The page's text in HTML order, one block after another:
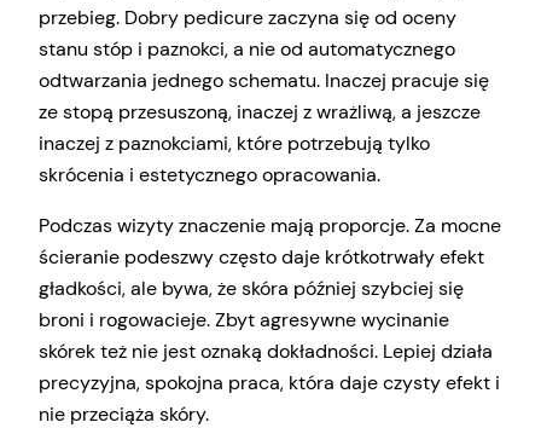
przebieg. Dobry pedicure zaczyna się od oceny
stanu stóp i paznokci, a nie od automatycznego
odtwarzania jednego schematu. Inaczej pracuje się
ze stopą przesuszoną, inaczej z wrażliwą, a jeszcze
inaczej z paznokciami, które potrzebują tylko
skrócenia i estetycznego opracowania.
Podczas wizyty znaczenie mają proporcje. Za mocne
ścieranie podeszwy często daje krótkotrwały efekt
gładkości, ale bywa, że skóra później szybciej się
broni i rogowacieje. Zbyt agresywne wycinanie
skórek też nie jest oznaką dokładności. Lepiej działa
precyzyjna, spokojna praca, która daje czysty efekt i
nie przeciąża skóry.